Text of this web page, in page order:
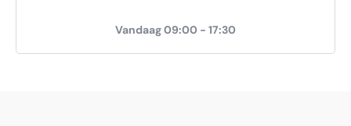
Vandaag 09:00 - 17:30